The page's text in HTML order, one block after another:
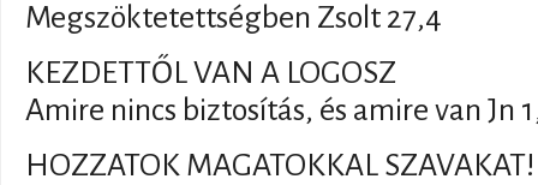
Megszöktetettségben Zsolt 27,4
KEZDETTŐL VAN A LOGOSZ
Amire nincs biztosítás, és amire van Jn
HOZZATOK MAGATOKKAL SZAVAKAT!